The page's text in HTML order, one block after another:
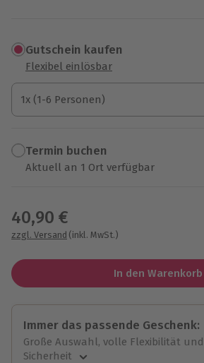
Gutschein kaufen
Flexibel einlösbar
1x (1-6 Personen)
1x (1-6 Personen)
1x (1-6 Personen)
Termin buchen
Aktuell an 1 Ort verfügbar
40,90 €
zzgl. Versand (inkl. MwSt.)
In den Warenkorb
Immer das passende Geschenk:
Große Auswahl, volle Flexibilität
Sicherheit